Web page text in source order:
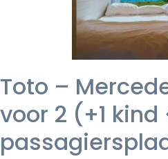
Toto –
voor 2 (+1 kind